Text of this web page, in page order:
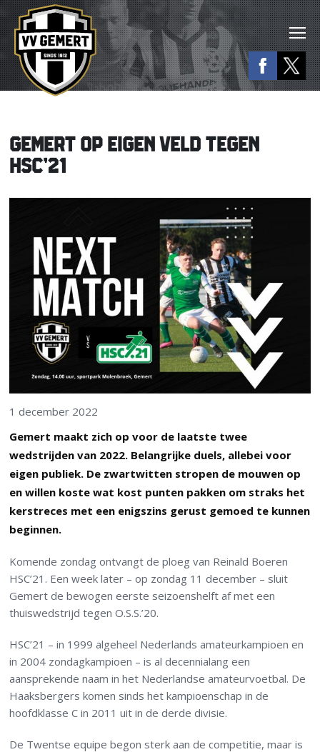
GEMERT OP EIGEN VELD TEGEN
HSC’21
1 december 2022
Gemert maakt zich op voor de laatste twee
wedstrijden van 2022. Belangrijke duels, allebei voor
eigen publiek. De zwartwitten stropen de mouwen op
en willen koste wat kost punten pakken om straks het
kerstreces met een enigszins gerust gemoed te kunnen
beginnen.
Komende zondag ontvangt de ploeg van Reinald Boeren
HSC’21. Een week later – op zondag 11 december – sluit
Gemert de bewogen eerste seizoenshelft af met een
thuiswedstrijd tegen O.S.S.’20.
HSC’21 – in 1999 algeheel Nederlands amateurkampioen en
in 2004 zondagkampioen – is al decennialang een
aansprekende naam in het Nederlandse amateurvoetbal. De
Haaksbergers komen sinds het kampioenschap in de
hoofdklasse C in 2011 uit in de derde divisie.
De Twentse equipe begon sterk aan de competitie, maar is